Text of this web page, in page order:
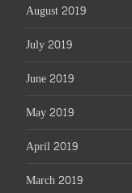
August 2019
July 2019
June 2019
May 2019
April 2019
March 2019